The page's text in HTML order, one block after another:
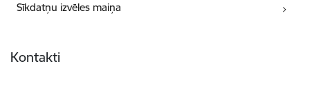
Sīkdatņu izvēles maiņa
Kontakti